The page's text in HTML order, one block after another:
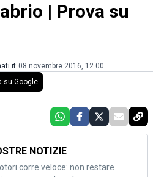
| Prova su
08 novembre 2016, 12.00
su Google
NOTIZIE
corre veloce: non restare